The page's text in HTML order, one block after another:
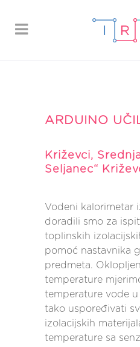
ARDUINO
Križevci,
Seljanec“
Vodeni kalorimetar
doradili smo za
toplinskih
pomoć nastavnika
predmeta.
temperature
temperature vode
tako uspoređivati
izolacijskih
temperature sa